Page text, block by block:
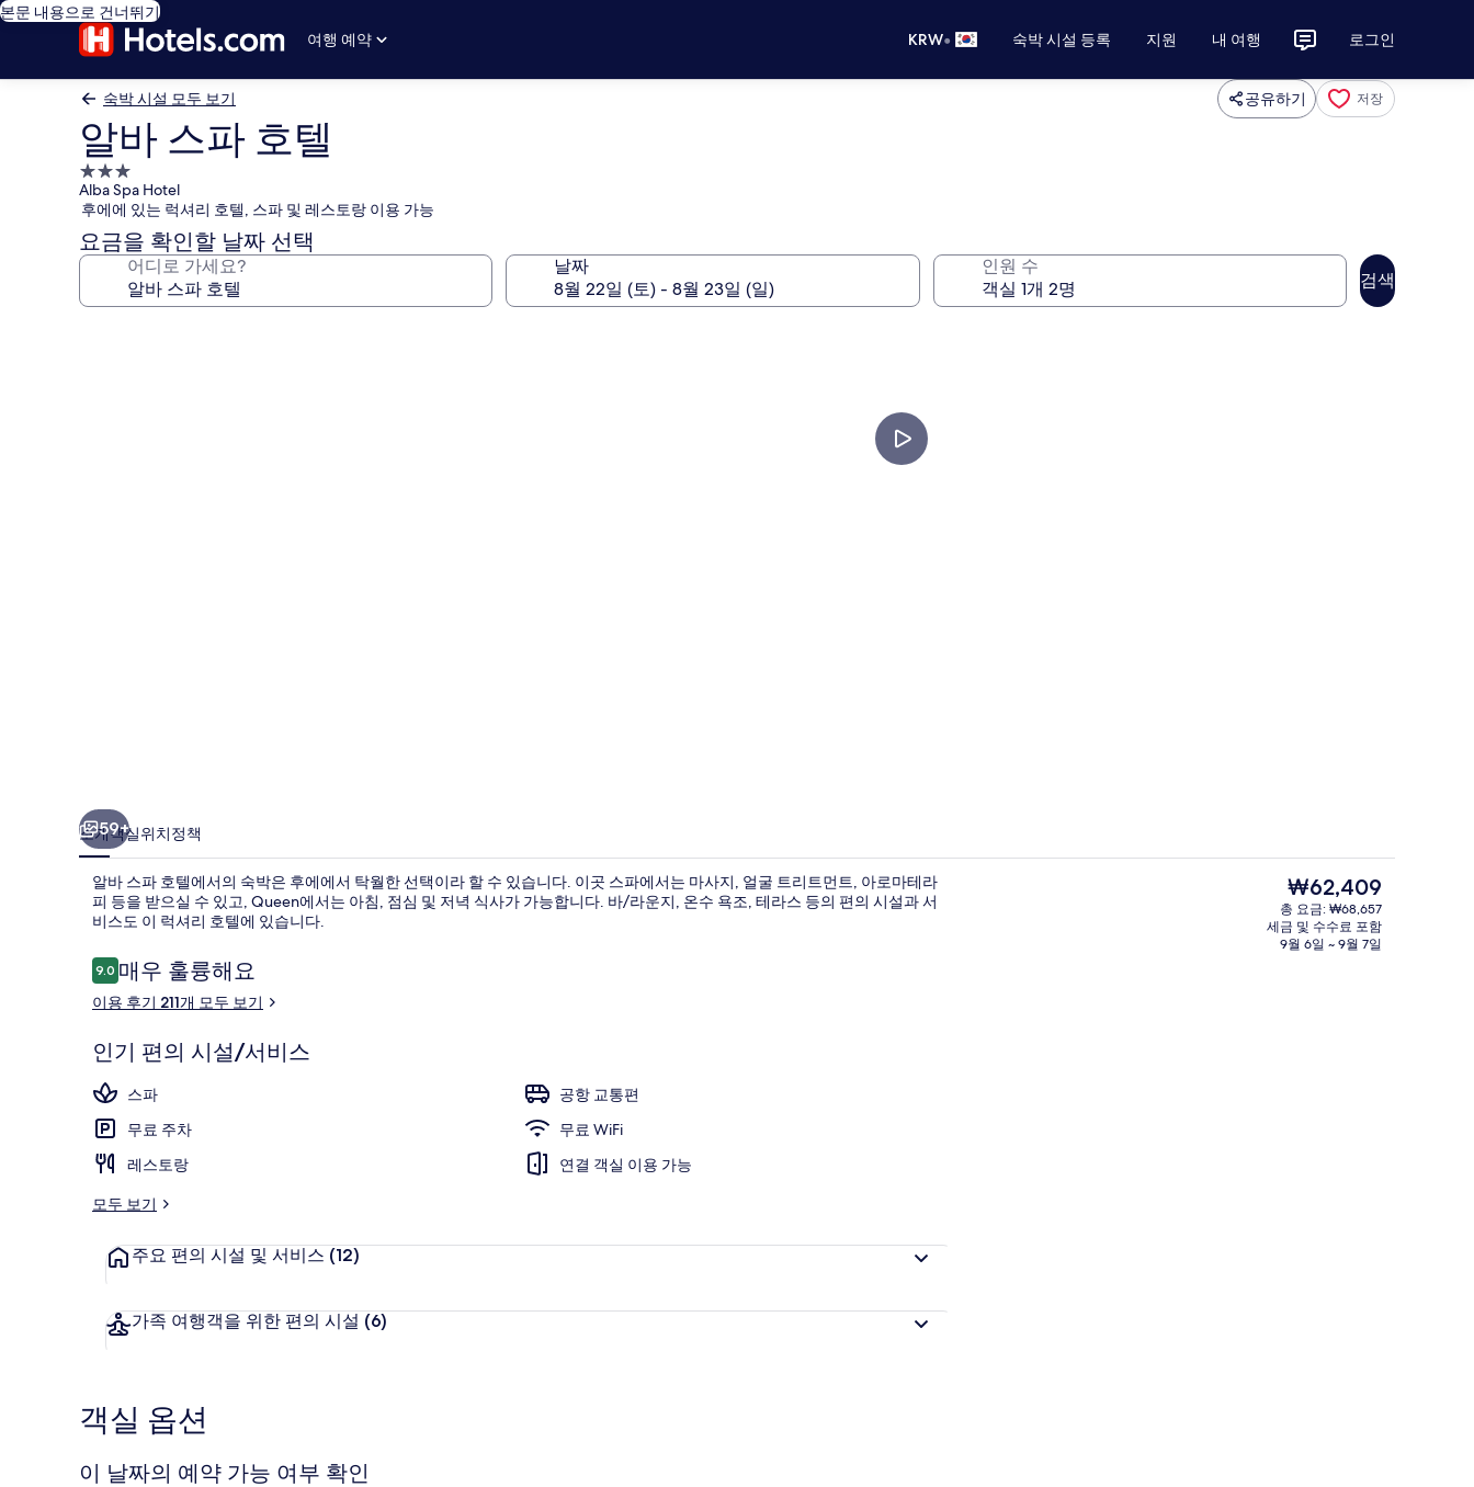
본문 내용으로 건너뛰기
여행 예약
KRW• 숙박 시설 등록 지원 내 여행 로그인
숙박 시설 모두 보기 공유하기 저장
알바 스파 호텔
3.0
성
급
숙
박
Alba Spa Hotel
후에에 있는 럭셔리 호텔, 스파 및 레스토랑 이용 가능
요금을 확인할 날짜 선택
어디로 가세요? 날짜 인원 수
검색
테라스/파티오
59+
소개객실위치정책
알바 스파 호텔에서의 숙박은 후에에서 탁월한 선택이라 할 수 있습니다. 이곳 스파에서는 마사지, 얼굴 트리트먼트, 아로마테라
피 등을 받으실 수 있고, Queen에서는 아침, 점심 및 저녁 식사가 가능합니다. 바/라운지, 온수 욕조, 테라스 등의 편의 시설과 서
비스도 이 럭셔리 호텔에 있습니다.
이
용
후
9.010점 만점 중 9.0점.
매우 훌륭해요
이용 후기 211개 모두 보기
인기 편의 시설/서비스
스파
공항 교통편
무료 주차
무료 WiFi
레스토랑
연결 객실 이용 가능
모두 보기
주요 편의 시설 및 서비스 (12)
가족 여행객을 위한 편의 시설 (6)
현
재
가
격
₩62,409
총 요금: ₩68,657
세금 및 수수료 포함
9월 6일 ~ 9월 7일
객실 옵션
이 날짜의 예약 가능 여부 확인